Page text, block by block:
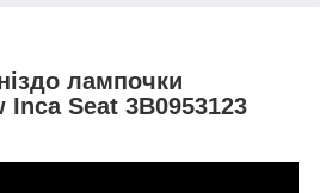
лампочки
Inca Seat 3B0953123